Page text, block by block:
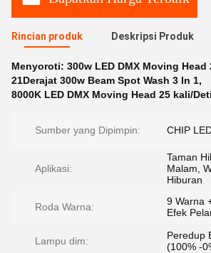
Rincian produk Deskripsi Produk
Menyoroti: 300w LED DMX Moving Head
21Derajat 300w Beam Spot Wash 3 In 1,
8000K LED DMX Moving Head 25 kali/
Sumber yang Dipimpin: CHIP
Aplikasi:
Taman
Malam,
Hiburan
Roda Warna:
9 Warna
Efek
Lampu dim:
Peredup
(100% -